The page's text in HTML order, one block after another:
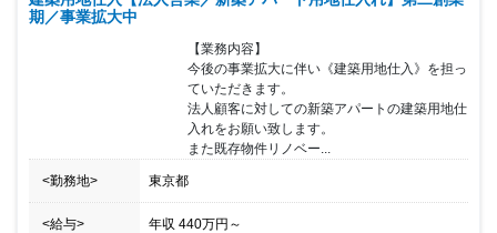
期／事業拡大中
【業務内容】
今後の事業拡大に伴い《建築用地仕入》を担っ
ていただきます。
法人顧客に対しての新築アパートの建築用地仕
入れをお願い致します。
また既存物件リノベー...
<勤務地> 東京都
<給与> 年収 440万円 ～